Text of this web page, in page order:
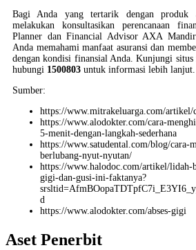
Bagi Anda yang tertarik dengan produk
melakukan konsultasikan perencanaan
Planner dan Financial Advisor AXA
Anda memahami manfaat asuransi dan
dengan kondisi finansial Anda. Kunjungi
hubungi 1500803 untuk informasi lebih lanjut.
Sumber:
https://www.mitrakeluarga.com/artikel/
https://www.alodokter.com/cara-
5-menit-dengan-langkah-sederhana
https://www.satudental.com/blog/cara-
berlubang-nyut-nyutan/
https://www.halodoc.com/artikel/lidah-
gigi-dan-gusi-ini-faktanya?
d
https://www.alodokter.com/abses-gigi
Aset Penerbit